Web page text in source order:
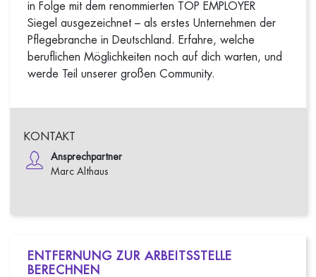
in Folge mit dem renommierten TOP EMPLOYER
Siegel ausgezeichnet – als erstes Unternehmen der
Pflegebranche in Deutschland. Erfahre, welche
beruflichen Möglichkeiten noch auf dich warten, und
werde Teil unserer großen Community.
KONTAKT
Ansprechpartner
Marc Althaus
ENTFERNUNG ZUR ARBEITSSTELLE
BERECHNEN